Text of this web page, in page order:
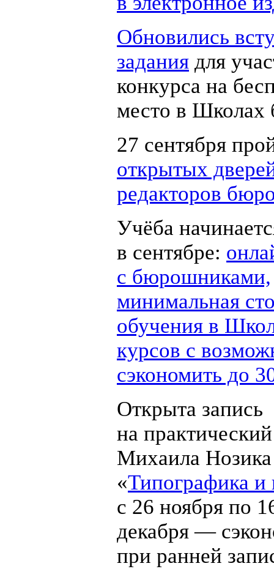
Обновились
задания для
конкурса на
место в Школах
27 сентября
открытых
редакторов
Учёба
в сентябре:
с бюрошниками,
минимальная
обучения в
курсов с
сэкономить до
Открыта запись
на
Михаила Нозика
«Типографика и
с 26 ноября по
декабря —
при ранней